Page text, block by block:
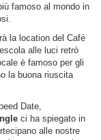
famoso al mondo in
la location del Café
alle luci retrò
è famoso per gli
la buona riuscita
Date,
ci ha spiegato in
alle nostre